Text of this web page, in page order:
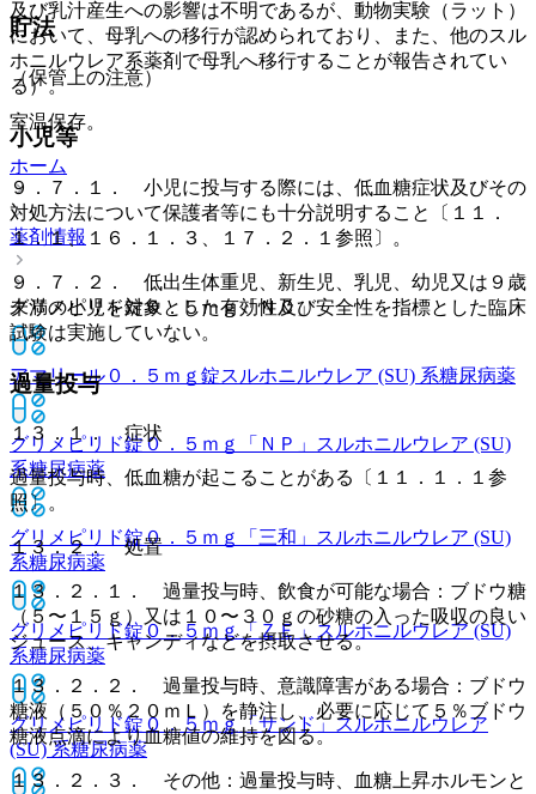
貯法
（保管上の注意）
室温保存。
ホーム
薬剤情報
グリメピリド錠０．５ｍｇ「ＮＣ」
アマリール０．５ｍｇ錠スルホニルウレア (SU) 系糖尿病薬
グリメピリド錠０．５ｍｇ「ＮＰ」
スルホニルウレア (SU)
系糖尿病薬
グリメピリド錠０．５ｍｇ「三和」
スルホニルウレア (SU)
系糖尿病薬
グリメピリド錠０．５ｍｇ「ＺＥ」 スルホニルウレア (SU)
系糖尿病薬
グリメピリド錠０．５ｍｇ「サンド」 スルホニルウレア
(SU) 系糖尿病薬
及び乳汁産生への影響は不明であるが、動物実験（ラット）
において、母乳への移行が認められており、また、他のスル
ホニルウレア系薬剤で母乳へ移行することが報告されてい
る）。
小児等
９．７．１． 小児に投与する際には、低血糖症状及びその
対処方法について保護者等にも十分説明すること〔１１．
１．１、１６．１．３、１７．２．１参照〕。
９．７．２． 低出生体重児、新生児、乳児、幼児又は９歳
未満の小児を対象とした有効性及び安全性を指標とした臨床
試験は実施していない。
過量投与
１３．１． 症状
過量投与時、低血糖が起こることがある〔１１．１．１参
照〕。
１３．２． 処置
１３．２．１． 過量投与時、飲食が可能な場合：ブドウ糖
（５〜１５ｇ）又は１０〜３０ｇの砂糖の入った吸収の良い
ジュース、キャンディなどを摂取させる。
１３．２．２． 過量投与時、意識障害がある場合：ブドウ
糖液（５０％２０ｍＬ）を静注し、必要に応じて５％ブドウ
糖液点滴により血糖値の維持を図る。
１３．２．３． その他：過量投与時、血糖上昇ホルモンと